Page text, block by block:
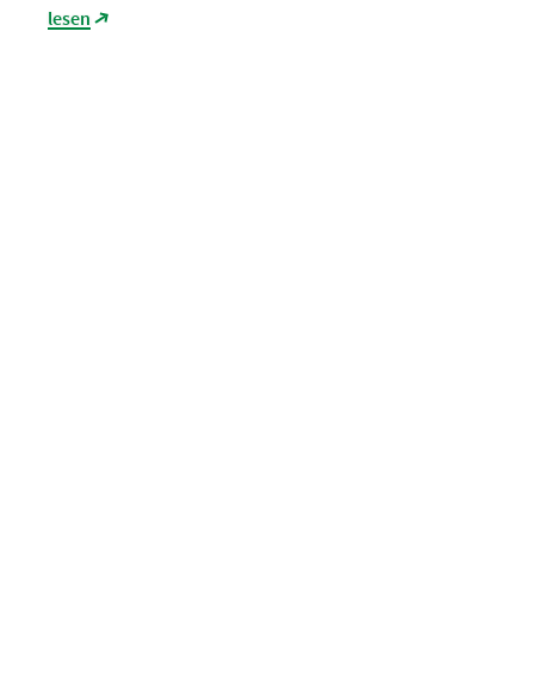
lesen